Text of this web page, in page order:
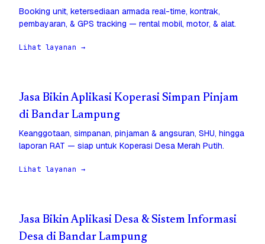
Booking unit, ketersediaan armada real-time, kontrak,
pembayaran, & GPS tracking — rental mobil, motor, & alat.
Lihat layanan →
Jasa Bikin Aplikasi Koperasi Simpan Pinjam
di Bandar Lampung
Keanggotaan, simpanan, pinjaman & angsuran, SHU, hingga
laporan RAT — siap untuk Koperasi Desa Merah Putih.
Lihat layanan →
Jasa Bikin Aplikasi Desa & Sistem Informasi
Desa di Bandar Lampung